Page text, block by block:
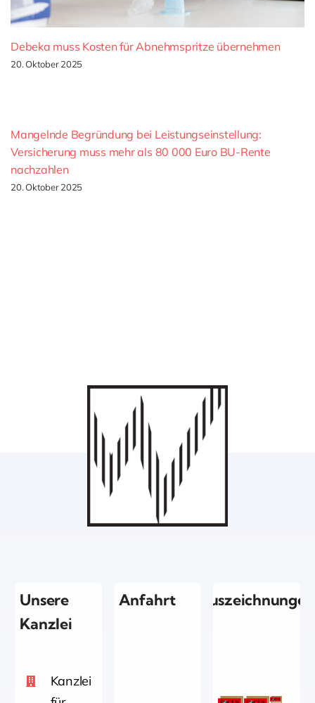
Debeka muss Kosten für Abnehmspritze übernehmen
20. Oktober 2025
Mangelnde Begründung bei Leistungseinstellung:
Versicherung muss mehr als 80 000 Euro BU-Rente
nachzahlen
20. Oktober 2025
Unsere
Kanzlei
Kanzlei
Anfahrt Auszeichnungen